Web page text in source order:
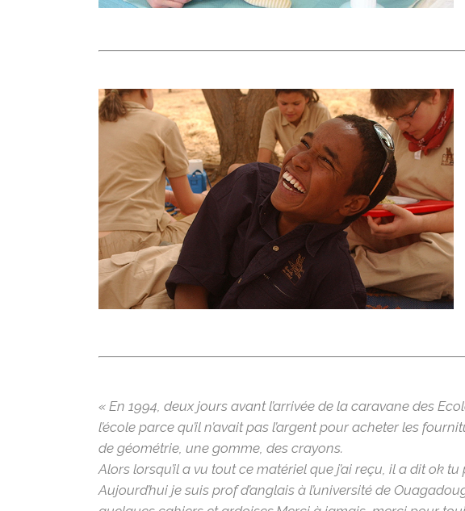
« En 1994, deux jours avant l’arrivée de la caravane des
l’école parce qu’il n’avait pas l’argent pour acheter les
de géométrie, une gomme, des crayons.
Alors lorsqu’il a vu tout ce matériel que j’ai reçu, il a dit ok tu
Aujourd’hui je suis prof d’anglais à l’université de